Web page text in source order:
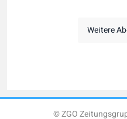
Weitere
© ZGO